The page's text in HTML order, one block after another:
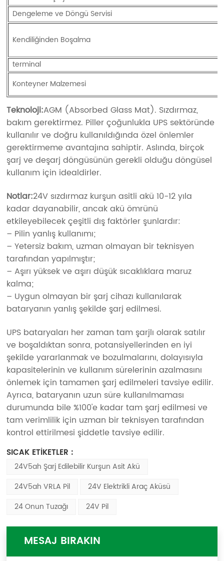
Dengeleme ve Döngü Servisi
Kendiliğinden Boşalma
terminal
Konteyner Malzemesi
Teknoloji:AGM (Absorbed Glass Mat). Sızdırmaz,
bakım gerektirmez. Piller çoğunlukla UPS sektöründe
kullanılır ve doğru kullanıldığında özel önlemler
gerektirmeme avantajına sahiptir. Aslında, birçok
şarj ve deşarj döngüsünün gerekli olduğu döngüsel
kullanım için idealdirler.
Notlar:24V sızdırmaz kurşun asitli akü 10-12 yıla
kadar dayanabilir, ancak akü ömrünü
etkileyebilecek çeşitli dış faktörler şunlardır:
– Pilin yanlış kullanımı;
– Yetersiz bakım, uzman olmayan bir teknisyen
tarafından yapılmıştır;
– Aşırı yüksek ve aşırı düşük sıcaklıklara maruz
kalma;
– Uygun olmayan bir şarj cihazı kullanılarak
bataryanın yanlış şekilde şarj edilmesi.
UPS bataryaları her zaman tam şarjlı olarak satılır
ve boşaldıktan sonra, potansiyellerinden en iyi
şekilde yararlanmak ve bozulmalarını, dolayısıyla
kapasitelerinin ve kullanım sürelerinin azalmasını
önlemek için tamamen şarj edilmeleri tavsiye edilir.
Ayrıca, bataryanın uzun süre kullanılmaması
durumunda bile %100'e kadar tam şarj edilmesi ve
tam verimlilik için uzman bir teknisyen tarafından
kontrol ettirilmesi şiddetle tavsiye edilir.
SICAK ETİKETLER :
24V5ah Şarj Edilebilir Kurşun Asit Akü
24V5ah VRLA Pil
24V Elektrikli Araç Aküsü
24 Onun Tuzağı
24V Pil
MESAJ BIRAKIN